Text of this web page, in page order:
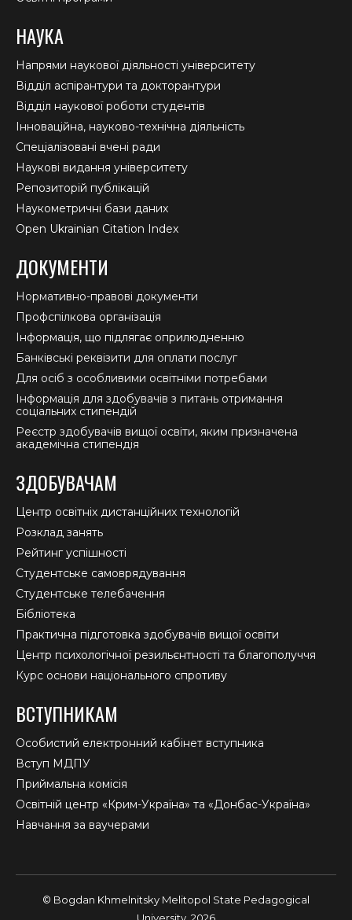
НАУКА
Напрями наукової діяльності університету
Відділ аспірантури та докторантури
Відділ наукової роботи студентів
Інноваційна, науково-технічна діяльність
Спеціалізовані вчені ради
Наукові видання університету
Репозиторій публікацій
Наукометричні бази даних
Open Ukrainian Citation Index
ДОКУМЕНТИ
Нормативно-правові документи
Профспілкова організація
Інформація, що підлягає оприлюдненню
Банківські реквізити для оплати послуг
Для осіб з особливими освітніми потребами
Інформація для здобувачів з питань отримання
соціальних стипендій
Реєстр здобувачів вищої освіти, яким призначена
академічна стипендія
ЗДОБУВАЧАМ
Центр освітніх дистанційних технологій
Розклад занять
Рейтинг успішності
Студентське самоврядування
Студентське телебачення
Бібліотека
Практична підготовка здобувачів вищої освіти
Центр психологічної резильєнтності та благополуччя
Курс основи національного спротиву
ВСТУПНИКАМ
Особистий електронний кабінет вступника
Вступ МДПУ
Приймальна комісія
Освітній центр «Крим-Україна» та «Донбас-Україна»
Навчання за ваучерами
© Bogdan Khmelnitsky Melitopol State Pedagogical